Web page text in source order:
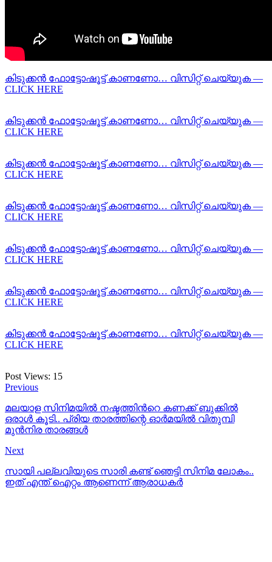
കിടുക്കന്‍ ഫോട്ടോഷൂട്ട്‌ കാണണോ… വിസിറ്റ് ചെയ്യുക —
CLICK HERE
കിടുക്കന്‍ ഫോട്ടോഷൂട്ട്‌ കാണണോ… വിസിറ്റ് ചെയ്യുക —
CLICK HERE
കിടുക്കന്‍ ഫോട്ടോഷൂട്ട്‌ കാണണോ… വിസിറ്റ് ചെയ്യുക —
CLICK HERE
കിടുക്കന്‍ ഫോട്ടോഷൂട്ട്‌ കാണണോ… വിസിറ്റ് ചെയ്യുക —
CLICK HERE
കിടുക്കന്‍ ഫോട്ടോഷൂട്ട്‌ കാണണോ… വിസിറ്റ് ചെയ്യുക —
CLICK HERE
കിടുക്കന്‍ ഫോട്ടോഷൂട്ട്‌ കാണണോ… വിസിറ്റ് ചെയ്യുക —
CLICK HERE
കിടുക്കന്‍ ഫോട്ടോഷൂട്ട്‌ കാണണോ… വിസിറ്റ് ചെയ്യുക —
CLICK HERE
Post Views: 15
Previous
മലയാള സിനിമയില്‍ നഷ്ടത്തിന്‍റെ കണക്ക് ബുക്കില്‍
ഒരാള്‍ കൂടി.. പ്രിയ താരത്തിന്റെ ഓര്‍മയില്‍ വിതുമ്പി
മുന്‍നിര താരങ്ങള്‍
Next
സായി പല്ലവിയുടെ സാരി കണ്ട് ഞെട്ടി സിനിമ ലോകം..
ഇത് എന്ത് ഐറ്റം ആണെന്ന് ആരാധകര്‍